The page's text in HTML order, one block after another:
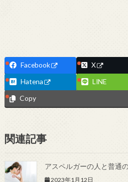
Facebook X
Hatena
LINE
Copy
関連記事
アスペルガーの人と普通
2023年1月12日